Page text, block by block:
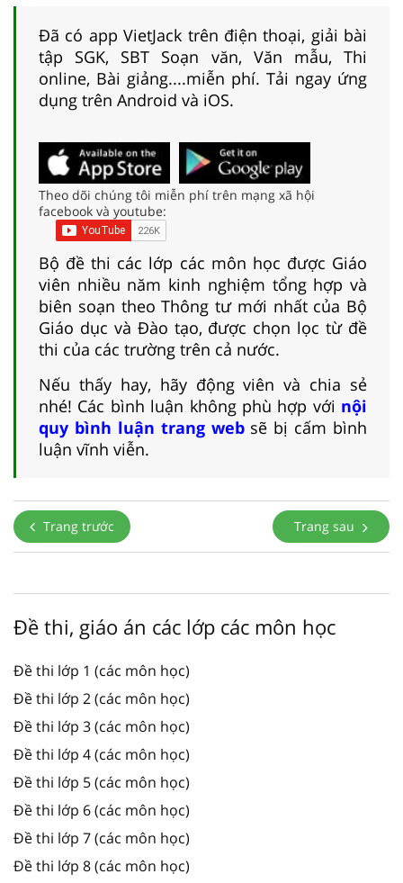
Đã có app VietJack trên điện thoại, giải bài
tập SGK, SBT Soạn văn, Văn mẫu, Thi
online, Bài giảng....miễn phí. Tải ngay ứng
dụng trên Android và iOS.
Theo dõi chúng tôi miễn phí trên mạng xã hội
facebook và youtube:
Bộ đề thi các lớp các môn học được Giáo
viên nhiều năm kinh nghiệm tổng hợp và
biên soạn theo Thông tư mới nhất của Bộ
Giáo dục và Đào tạo, được chọn lọc từ đề
thi của các trường trên cả nước.
Nếu thấy hay, hãy động viên và chia sẻ
nhé! Các bình luận không phù hợp với nội
quy bình luận trang websẽ bị cấm bình
luận vĩnh viễn.
Trang trước Trang sau
Đề thi, giáo án các lớp các môn học
Đề thi lớp 1 (các môn học)
Đề thi lớp 2 (các môn học)
Đề thi lớp 3 (các môn học)
Đề thi lớp 4 (các môn học)
Đề thi lớp 5 (các môn học)
Đề thi lớp 6 (các môn học)
Đề thi lớp 7 (các môn học)
Đề thi lớp 8 (các môn học)